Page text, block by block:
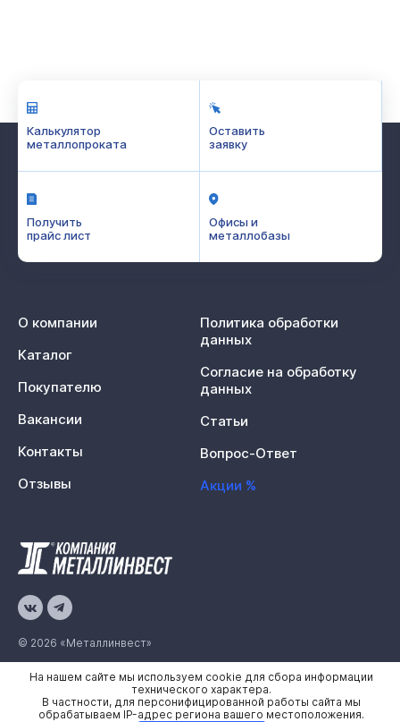
Калькулятор
металлопроката
Оставить
заявку
Получить
прайс лист
Офисы и
металлобазы
© 2026 «Металлинвест»
Политика конфиденциальности
Карта сайта
О компании
Каталог
Покупателю
Вакансии
Контакты
Отзывы
Политика обработки
данных
Согласие на обработку
данных
Статьи
Вопрос-Ответ
Акции %
На нашем сайте мы используем cookie для сбора информации
технического характера.
В частности, для персонифицированной работы сайта мы
обрабатываем IP-адрес региона вашего местоположения.